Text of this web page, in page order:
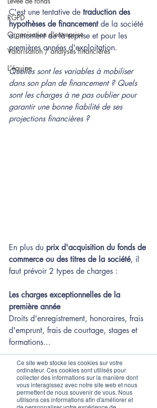
Ce site web stocke les cookies sur votre
ordinateur. Ces cookies sont utilisés pour
collecter des informations sur la manière dont
vous interagissez avec notre site web et nous
permettent de nous souvenir de vous. Nous
utilisons ces informations afin d'améliorer et
RGPD
Organisation d'entreprise
Valorisation / analyses financières
L'équipe
C'est une tentative de traduction des
hypothèses de financement de la société
au moment de la reprise et pour les
premières années d'exploitation.
Quelles sont les variables à mobiliser
dans son plan de financement ? Quels
sont les charges à ne pas oublier pour
garantir une bonne fiabilité de ses
projections financières ?
En plus du prix d'acquisition du fonds de
commerce ou des titres de la société, il
faut prévoir 2 types de charges :
Les charges exceptionnelles de la
première année
Droits d'enregistrement, honoraires, frais
d'emprunt, frais de courtage, stages et
formations...
Les décaissements temporaires
Dépôts de garanties notamment pour les
loyers, stock, TVA sur les frais, etc.